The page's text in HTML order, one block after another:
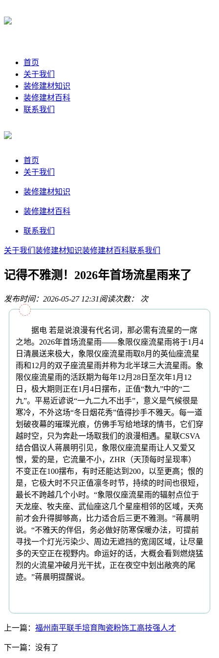
首页
关于我们
装修建材知识
装修建材百科
联系我们
首页
关于我们
装修建材知识
装修建材百科
联系我们
关于我们 装修建材知识装修建材百科联系我们
记得不雅测！2026年首场流星雨来了
发布时间：2026-05-27 12:31阅读次数： 次
据电 若是说浪漫有代名词，那必需有流星的一席
之地。2026年首场流星雨——象限仪座流星雨将于1月4
日清晨送来极大，象限仪座流星雨取8月的英仙座流星
雨和12月的双子座流星雨并称为北半球三大流星雨。象
限仪座流星雨的活跃期为每年12月28日至次年1月12
日，极大期则正在1月4日摆布，正值“数九”中的“二
九”。平易近谚说“一九二九不出手”，意义是气候很是
寒冷，不外这场“冬日烟花秀”值得抄手不雅天。每一道
划破夜幕的璀璨光痕，仿佛手写给地球的情书，它们穿
越时空，只为奔赴一场取我们的浪漫相遇。星联CSVA
结合倡议人蒋晨明引见，象限仪座流星雨让人又爱又
恨，爱的是，它流量不小，ZHR（天顶每时呈现率）
不变正在100摆布，有时还能达到200，以至更高；恨的
是，它极大时不只正值凛冬时节，持续的时间也很短，
最长不跨越几个小时。“象限仪座流星雨的辐射点位于
天龙座、牧夫座、武仙座这几个星座相邻的区域，天亮
前才会升得脚够高，比力适合后三更不雅测。”蒋晨明
说。“不雅天的伴侣，务必做好防寒保暖办法，可提前
寻找一个灯光污染少、周边无遮挡的宽阔区域，让尽量
多的天空正在视野内。命运好的话，大概会看到燃烧猛
烈的火流星冲破月光干扰，正在夜空中划出敞亮的尾
迹。”蒋晨明提醒说。
上一篇： 福州南平联手培育陶瓷粉饰工高技强人才
下一篇：没有了